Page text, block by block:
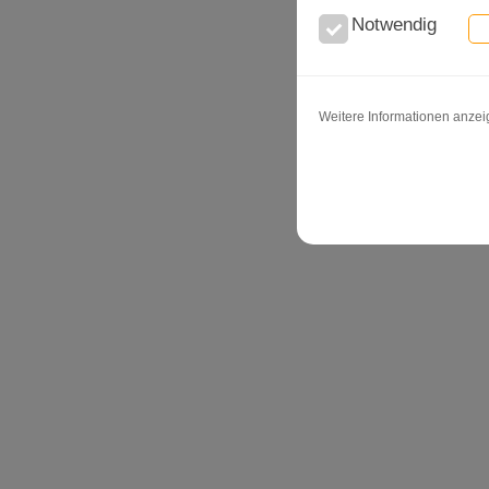
Notwendig
Weitere Informationen